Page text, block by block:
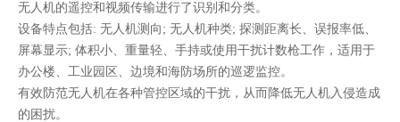
无人机的遥控和视频传输进行了识别和分类。
设备特点包括: 无人机测向; 无人机种类; 探测距离长、误报率低、
屏幕显示; 体积小、重量轻、手持或使用干扰计数枪工作，适用于
办公楼、工业园区、边境和海防场所的巡逻监控。
有效防范无人机在各种管控区域的干扰，从而降低无人机入侵造成
的困扰。